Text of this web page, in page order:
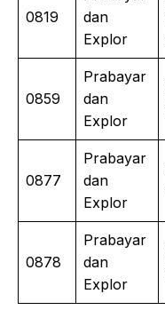
0819
dan
Explor
0859
Prabayar
dan
Explor
0877
Prabayar
dan
Explor
0878
Prabayar
dan
Explor